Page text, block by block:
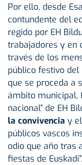
Por ello, desde
contundente del
regido por EH
trabajadores y en
través de los
público festivo
que se proceda a
ámbito municipal,
nacional” de EH
la convivencia y
públicos vascos
odio que año tras
fiestas de Euskadi”.